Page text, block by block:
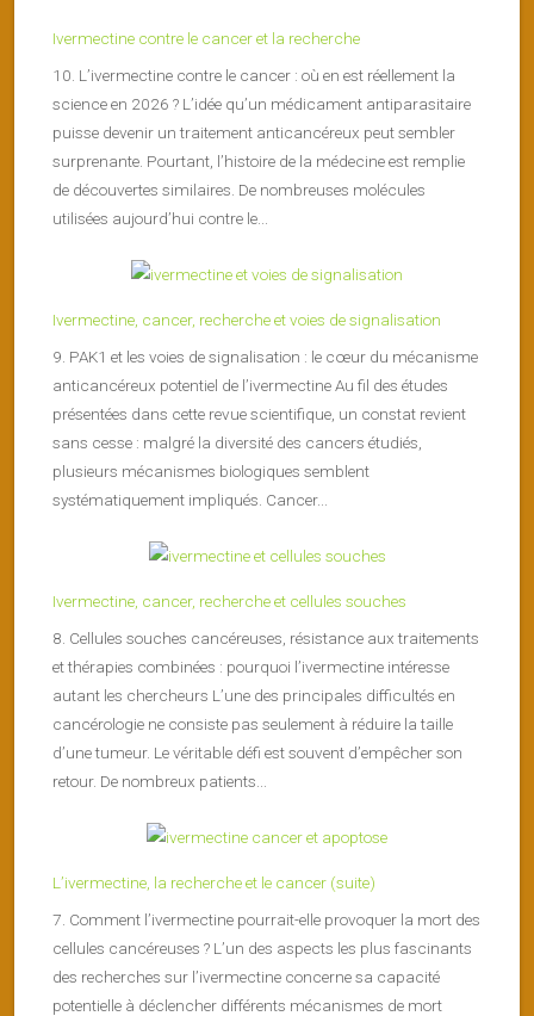
Ivermectine contre le cancer et la recherche
10. L’ivermectine contre le cancer : où en est réellement la
science en 2026 ? L’idée qu’un médicament antiparasitaire
puisse devenir un traitement anticancéreux peut sembler
surprenante. Pourtant, l’histoire de la médecine est remplie
de découvertes similaires. De nombreuses molécules
utilisées aujourd’hui contre le...
Ivermectine, cancer, recherche et voies de signalisation
9. PAK1 et les voies de signalisation : le cœur du mécanisme
anticancéreux potentiel de l’ivermectine Au fil des études
présentées dans cette revue scientifique, un constat revient
sans cesse : malgré la diversité des cancers étudiés,
plusieurs mécanismes biologiques semblent
systématiquement impliqués. Cancer...
Ivermectine, cancer, recherche et cellules souches
8. Cellules souches cancéreuses, résistance aux traitements
et thérapies combinées : pourquoi l’ivermectine intéresse
autant les chercheurs L’une des principales difficultés en
cancérologie ne consiste pas seulement à réduire la taille
d’une tumeur. Le véritable défi est souvent d’empêcher son
retour. De nombreux patients...
L’ivermectine, la recherche et le cancer (suite)
7. Comment l’ivermectine pourrait-elle provoquer la mort des
cellules cancéreuses ? L’un des aspects les plus fascinants
des recherches sur l’ivermectine concerne sa capacité
potentielle à déclencher différents mécanismes de mort